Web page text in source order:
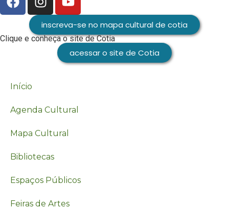
inscreva-se no mapa cultural de cotia
Clique e conheça o site de Cotia
acessar o site de Cotia
Início
Agenda Cultural
Mapa Cultural
Bibliotecas
Espaços Públicos
Feiras de Artes